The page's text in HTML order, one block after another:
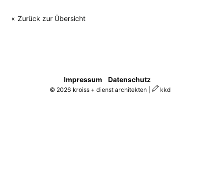
Zurück zur Übersicht
Navigation
überspringen
Impressum Datenschutz
© 2026 kroiss + dienst architekten | kkd